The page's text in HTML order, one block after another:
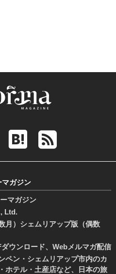
マガジン
マガジン
Ltd.
月）シェムリアップ版（偶数
ウンロード、Webメルマガ配信
ペン・シェムリアップ市内のカ
ホテル・土産店など、日本の旅